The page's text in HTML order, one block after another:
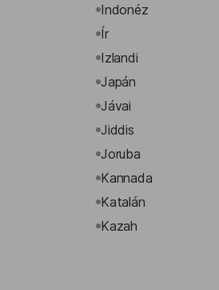
Indonéz
Ír
Izlandi
Japán
Jávai
Jiddis
Joruba
Kannada
Katalán
Kazah